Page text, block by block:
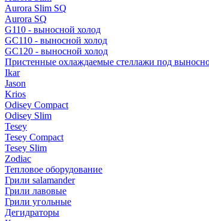
Aurora Slim SQ
Aurora SQ
G110 - выносной холод
GC110 - выносной холод
GC120 - выносной холод
Пристенные охлаждаемые стеллажи под
Ikar
Jason
Krios
Odisey Compact
Odisey Slim
Tesey
Tesey Compact
Tesey Slim
Zodiac
Тепловое оборудование
Грили salamander
Грили лавовые
Грили угольные
Дегидраторы